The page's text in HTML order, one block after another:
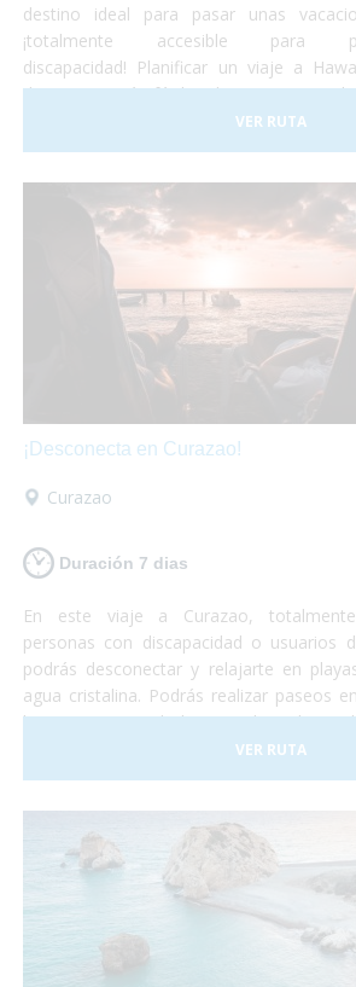
destino ideal para pasar unas
¡totalmente accesible para
discapacidad! Planificar un viaje a
decisiones más fáciles de tomar...
un lugar increíble que permite
experiencia. Todo esto, de la mano de
¡una experiencia única e inolvidable!
VER RUTA
¡Desconecta en Curazao!
Curazao
Duración 7 dias
En este viaje a Curazao,
personas con discapacidad o usuarios
podrás desconectar y relajarte en
agua cristalina. Podrás realizar paseos
hacer un curso de buceo adaptado,
otro montón de actividades adaptadas
discapacidad.
VER RUTA